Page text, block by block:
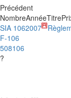
Précédent
NombreAnnéeTitre
SIA 106
F-106
508106
?
2007